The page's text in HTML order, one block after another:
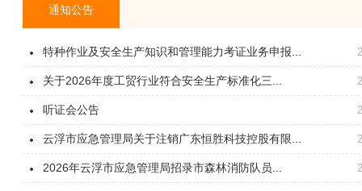
通知公告
特种作业及安全生产知识和管理能力考证业务申报...
关于2026年度工贸行业符合安全生产标准化三...
听证会公告
云浮市应急管理局关于注销广东恒胜科技控股有限...
2026年云浮市应急管理局招录市森林消防队员...